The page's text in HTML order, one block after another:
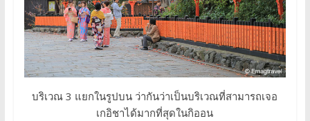
บริเวณ 3 แยกในรูปบน ว่ากันว่าเป็นบริเวณที่สามารถเจอ
เกอิชาได้มากที่สุดในกิออน